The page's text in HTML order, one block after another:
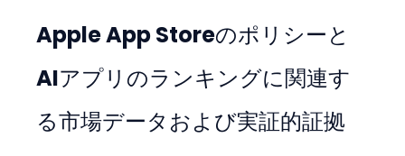
Apple App Storeのポリシーと
AIアプリのランキングに関連す
る市場データおよび実証的証拠